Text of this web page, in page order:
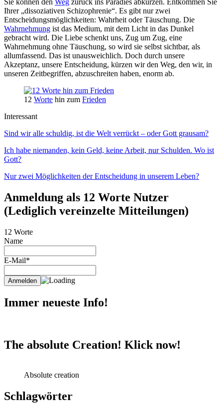
Sie können den Weg zurück ins Paradies abkürzen. Entkommen Sie
Ihrer „dissoziativen Schizophrenie“. Es gibt nur zwei
Entscheidungsmöglichkeiten: Wahrheit oder Täuschung. Die
Wahrnehmung ist das Medium, mit dem Licht in das Dunkel
gebracht wird. Die Liebe schenkt uns, Zug um Zug, eine
Wahrnehmung ohne Täuschung, so wird sie selbst sichtbar, als
allumfassend. Das ist unausweichlich. Doch durch unsere
Akzeptanz, unsere Entscheidung, kürzen wir den Weg, den wir, in
unseren Zeitbegriffen, abzuschreiten haben, enorm ab.
12 Worte hin zum Frieden
Interessant
Sind wir alle schuldig, ist die Welt verrückt – oder Gott grausam?
Ich habe niemanden, kein Geld, keine Arbeit, nur Schulden. Wo ist
Gott?
Nur zwei Möglichkeiten der Entscheidung in unserem Leben?
Anmeldung als 12 Worte Nutzer
(Lediglich vereinzelte Mitteilungen)
12 Worte
Name
E-Mail*
Immer neueste Info!
The absolute Creation! Klick now!
Absolute creation
Schlagwörter